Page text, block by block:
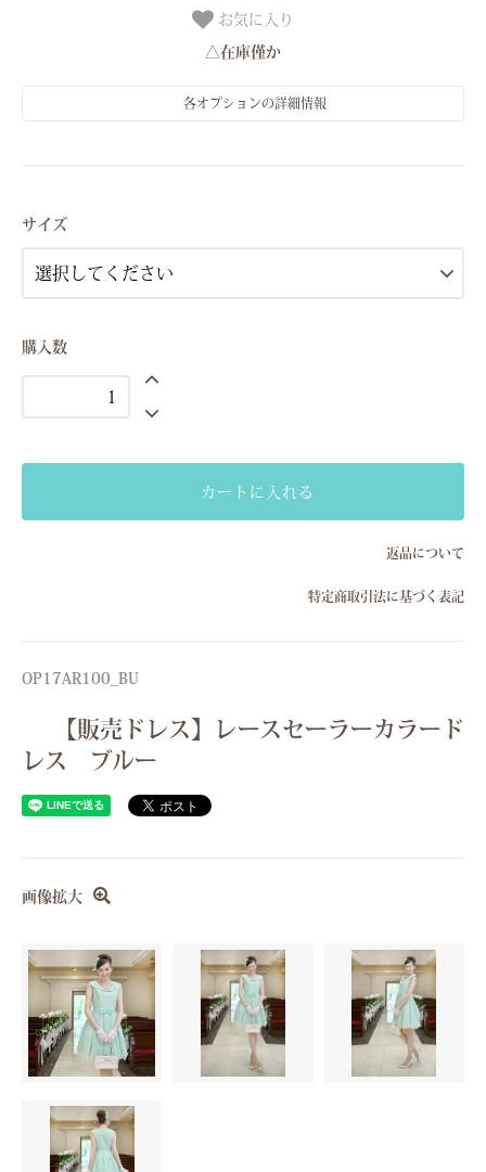
お気に入り
△在庫僅か
各オプションの詳細情報
サイズ
購入数
カートに入れる
返品について
特定商取引法に基づく表記
OP17AR100_BU
【販売ドレス】レースセーラーカラード
レス ブルー
画像拡大